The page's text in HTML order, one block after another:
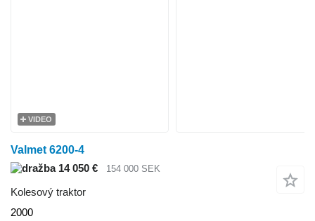
VIDEO
Valmet 6200-4
14 050 €
154 000 SEK
Kolesový traktor
2000